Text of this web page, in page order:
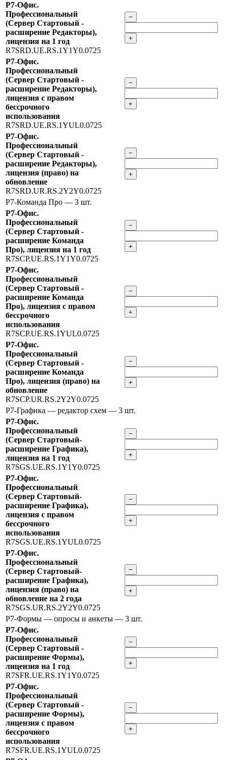
Р7-Офис.
Профессиональный
(Сервер Стартовый -
расширение Редакторы),
лицензия на 1 год
R7SRD.UE.RS.1Y1Y0.0725
−
+
Р7-Офис.
Профессиональный
(Сервер Стартовый -
расширение Редакторы),
лицензия с правом
бессрочного
использования
R7SRD.UE.RS.1YUL0.0725
−
+
Р7-Офис.
Профессиональный
(Сервер Стартовый -
расширение Редакторы),
лицензия (право) на
обновление
R7SRD.UR.RS.2Y2Y0.0725
−
+
Р7-Команда Про — 3 шт.
Р7-Офис.
Профессиональный
(Сервер Стартовый -
расширение Команда
Про), лицензия на 1 год
R7SCP.UE.RS.1Y1Y0.0725
−
+
Р7-Офис.
Профессиональный
(Сервер Стартовый -
расширение Команда
Про), лицензия с правом
бессрочного
использования
R7SCP.UE.RS.1YUL0.0725
−
+
Р7-Офис.
Профессиональный
(Сервер Стартовый -
расширение Команда
Про), лицензия (право) на
обновление
R7SCP.UR.RS.2Y2Y0.0725
−
+
Р7-Графика — редактор схем — 3 шт.
Р7-Офис.
Профессиональный
(Сервер Стартовый-
расширение Графика),
лицензия на 1 год
R7SGS.UE.RS.1Y1Y0.0725
−
+
Р7-Офис.
Профессиональный
(Сервер Стартовый-
расширение Графика),
лицензия с правом
бессрочного
использования
R7SGS.UE.RS.1YUL0.0725
−
+
Р7-Офис.
Профессиональный
(Сервер Стартовый-
расширение Графика),
лицензия (право) на
обновление на 2 года
R7SGS.UR.RS.2Y2Y0.0725
−
+
Р7-Формы — опросы и анкеты — 3 шт.
Р7-Офис.
Профессиональный
(Сервер Стартовый -
расширение Формы),
лицензия на 1 год
R7SFR.UE.RS.1Y1Y0.0725
−
+
Р7-Офис.
Профессиональный
(Сервер Стартовый -
расширение Формы),
лицензия с правом
бессрочного
использования
R7SFR.UE.RS.1YUL0.0725
−
+